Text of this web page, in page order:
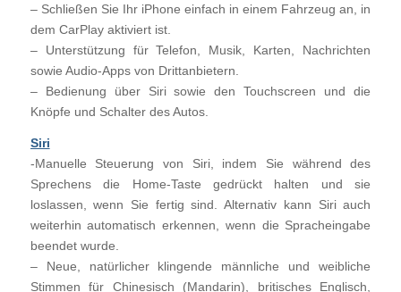
– Schließen Sie Ihr iPhone einfach in einem Fahrzeug an, in
dem CarPlay aktiviert ist.
– Unterstützung für Telefon, Musik, Karten, Nachrichten
sowie Audio-Apps von Drittanbietern.
– Bedienung über Siri sowie den Touchscreen und die
Knöpfe und Schalter des Autos.
Siri
-Manuelle Steuerung von Siri, indem Sie während des
Sprechens die Home-Taste gedrückt halten und sie
loslassen, wenn Sie fertig sind. Alternativ kann Siri auch
weiterhin automatisch erkennen, wenn die Spracheingabe
beendet wurde.
– Neue, natürlicher klingende männliche und weibliche
Stimmen für Chinesisch (Mandarin), britisches Englisch,